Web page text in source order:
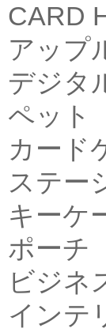
CARD
アップ
デジタ
ペット
カード
ステー
キーケ
ポーチ
ビジネ
インテ